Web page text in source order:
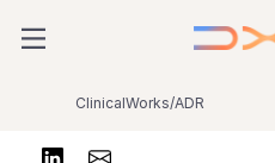
ClinicalWorks/ADR
リンクトインで共有する
Share via Email